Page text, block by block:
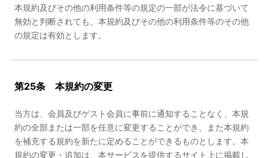
本規約及びその他の利用条件等の規定の一部が法令に基づいて
無効と判断されても、本規約及びその他の利用条件等のその他
の規定は有効とします。
第25条 本規約の変更
当方は、会員及びゲスト会員に事前に通知することなく、本規
約の全部または一部を任意に変更することができ、また本規約
を補充する規約を新たに定めることができるものとします。本
規約の変更・追加は、本サービスを提供するサイト上に掲載し